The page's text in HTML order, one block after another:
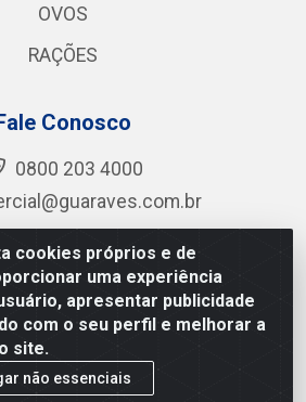
cookies próprios e de
uma experiência
apresentar publicidade
com o seu perfil e melhorar a
site.
não essenciais
OVOS
RAÇÕES
Conosco
0800 203 4000
2, S/N - Zona Rural, Guarabira/PB
000 - CNPJ 12.727.145/0001-78